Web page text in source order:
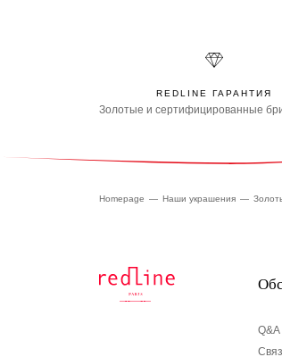
REDLINE ГАРАНТИЯ
Золотые и сертифицированные
Homepage Наши украшения
Q&A